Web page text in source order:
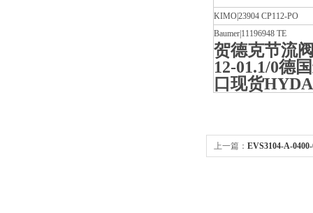
KIMO|23904 CP112-PO
Baumer|11196948 TE
贺德克节流
12-01.1/0德
口现货
上一篇： EVS3104-A-